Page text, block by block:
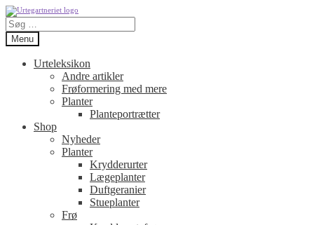
Spring
til
navigation
Spring
til
indhold
Søg
efter:
Menu
Urteleksikon
Andre artikler
Frøformering med mere
Planter
Planteportrætter
Shop
Nyheder
Planter
Krydderurter
Lægeplanter
Duftgeranier
Stueplanter
Frø